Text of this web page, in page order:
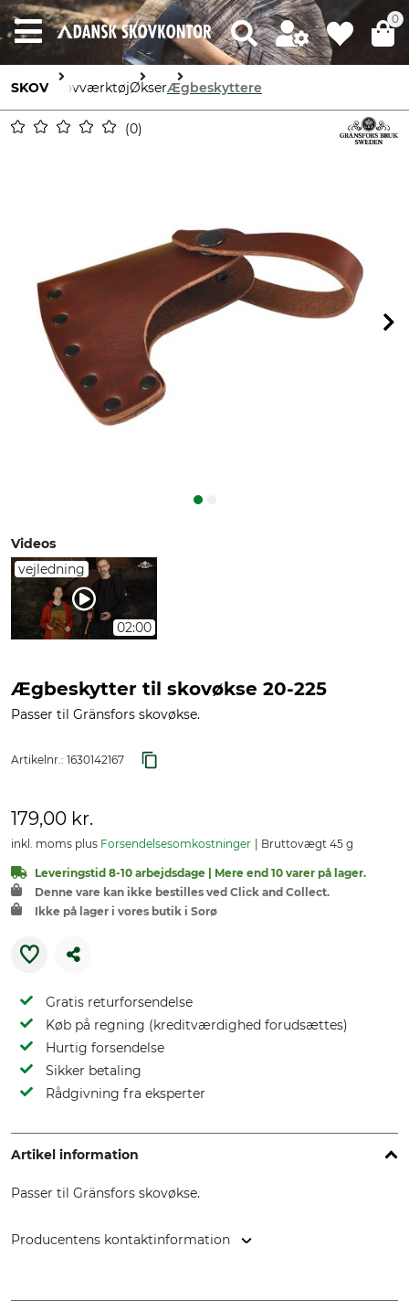
0
SKOV SkovværktøjØkserÆgbeskyttere
0
Videos
vejledning
02:00
Ægbeskytter til skovøkse 20-225
Passer til Gränsfors skovøkse.
Artikelnr.: 1630142167
179,00 kr.
inkl. moms plus Forsendelsesomkostninger Bruttovægt 45 g
Leveringstid 8-10 arbejdsdage | Mere end 10 varer på lager.
Denne vare kan ikke bestilles ved Click and Collect.
Ikke på lager i vores butik i Sorø
Gratis returforsendelse
Køb på regning (kreditværdighed forudsættes)
Hurtig forsendelse
Sikker betaling
Rådgivning fra eksperter
Artikel information
Passer til Gränsfors skovøkse.
Producentens kontaktinformation
Sweden, www.gransforsbruk.com